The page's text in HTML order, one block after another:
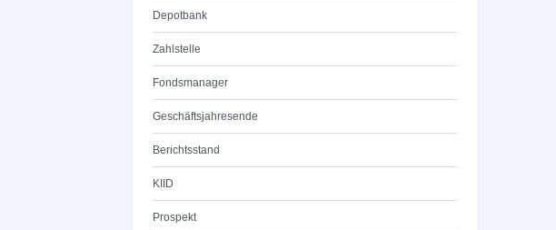
Depotbank
Zahlstelle
Fondsmanager
Geschäftsjahresende
Berichtsstand
KIID
Prospekt